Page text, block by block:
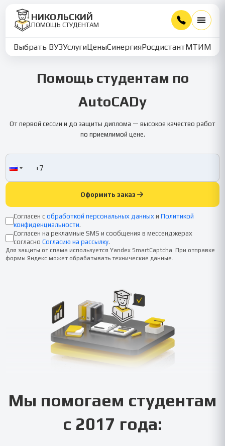
НИКОЛЬСКИЙ
ПОМОЩЬ СТУДЕНТАМ
Выбрать ВУЗУслугиЦеныСинергияРосдистантМТИММУ
Помощь студентам по
AutoCADу
От первой сессии и до защиты диплома — высокое качество работ
по приемлимой цене.
Оформить заказ
Согласен с обработкой персональных данных и Политикой
конфиденциальности.
Согласен на рекламные SMS и сообщения в мессенджерах
согласно Согласию на рассылку.
Для защиты от спама используется Yandex SmartCaptcha. При отправке
формы Яндекс может обрабатывать технические данные.
Мы помогаем студентам
с 2017 года: